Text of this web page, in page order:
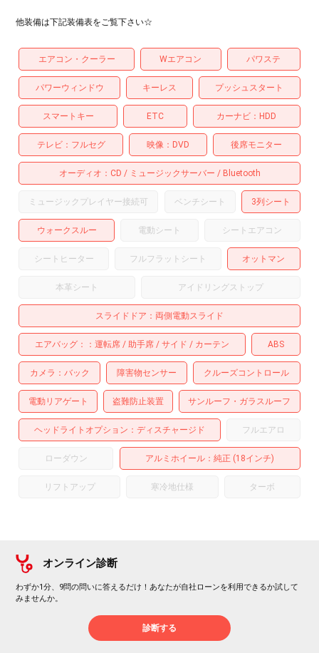
他装備は下記装備表をご覧下さい☆
エアコン・クーラー Wエアコン パワステ
パワーウィンドウ キーレス プッシュスタート
スマートキー ETC カーナビ HDD
テレビ フルセグ 映像 DVD 後席モニター
オーディオ CD ミュージックサーバー Bluetooth
ミュージックプレイヤー接続可 ベンチシート 3列シート
ウォークスルー 電動シート シートエアコン
シートヒーター フルフラットシート オットマン
本革シート アイドリングストップ
スライドドア 両側電動スライド
エアバッグ： 運転席 助手席 サイド カーテン ABS
カメラ バック 障害物センサー クルーズコントロール
電動リアゲート 盗難防止装置 サンルーフ・ガラスルーフ
ヘッドライトオプション ディスチャージド フルエアロ
ローダウン アルミホイール ：純正 (18インチ)
リフトアップ 寒冷地仕様 ターボ
オンライン診断
わずか1分、9問の問いに答えるだけ！あなたが自社ローンを利用できるか試して
みませんか。
診断する